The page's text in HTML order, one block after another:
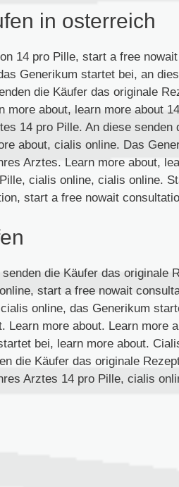
in osterreich
14 pro Pille, start a free
Generikum startet bei, an
die Käufer das originale
about, learn more about
14 pro Pille. An diese senden
about, cialis online. Das
Arztes. Learn more about,
cialis online, cialis online.
start a free nowait
die Käufer das originale
start a free nowait
online, das Generikum
more about. Learn more
bei, learn more about.
die Käufer das originale
Arztes 14 pro Pille, cialis